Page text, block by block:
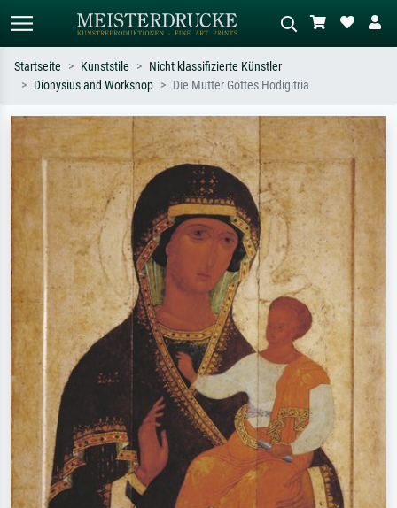
Suchen Sie nach Künstlern, Werktiteln
oder Stilen – z.B. Monet,
Sternennacht, Impressionismus, Welle
Hokusai, Akt.
Beschreiben Sie die Szene – z.B. Grüne
Wiese, Abstrakt mit viel Rot, Dunkles
Ölgemälde, Stehender Akt neben einem
Baum.
Startseite Kunststile
Nicht klassifizierte Künstler
Dionysius and Workshop
Die Mutter Gottes Hodigitria